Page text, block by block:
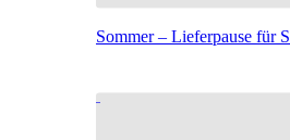
Sommer – Lieferpause für